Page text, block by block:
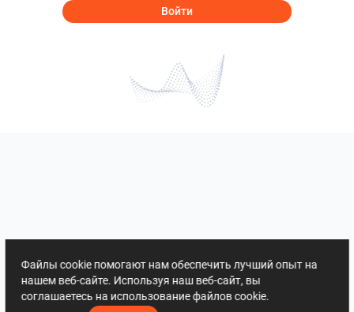
Войти
Файлы cookie помогают нам обеспечить лучший опыт на
нашем веб-сайте. Используя наш веб-сайт, вы
соглашаетесь на использование файлов cookie.